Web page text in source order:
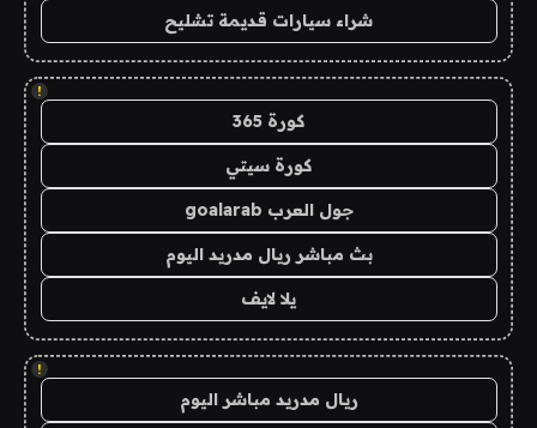
شراء سيارات قديمة تشليح
!
كورة 365
كورة سيتي
جول العرب goalarab
بث مباشر ريال مدريد اليوم
يلا لايف
!
ريال مدريد مباشر اليوم